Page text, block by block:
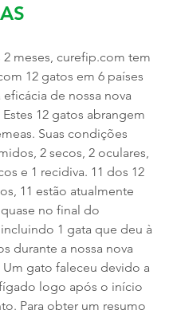
meses, curefip.com tem
12 gatos em 6 países
eficácia de nossa nova
12 gatos abrangem
Suas condições
2 secos, 2 oculares,
e 1 recidiva. 11 dos 12
11 estão atualmente
no final do
1 gata que deu à
durante a nossa nova
gato faleceu devido a
logo após o início
Para obter um resumo